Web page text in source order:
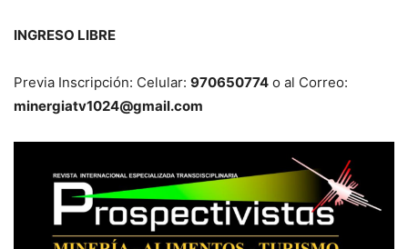
INGRESO LIBRE
Previa Inscripción: Celular: 970650774 o al Correo:
minergiatv1024@gmail.com